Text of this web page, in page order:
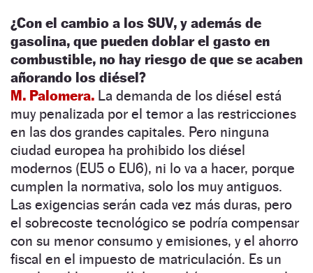
¿Con el cambio a los SUV, y además de
gasolina, que pueden doblar el gasto en
combustible, no hay riesgo de que se acaben
añorando los diésel?
M. Palomera. La demanda de los diésel está
muy penalizada por el temor a las restricciones
en las dos grandes capitales. Pero ninguna
ciudad europea ha prohibido los diésel
modernos (EU5 o EU6), ni lo va a hacer, porque
cumplen la normativa, solo los muy antiguos.
Las exigencias serán cada vez más duras, pero
el sobrecoste tecnológico se podría compensar
con su menor consumo y emisiones, y el ahorro
fiscal en el impuesto de matriculación. Es un